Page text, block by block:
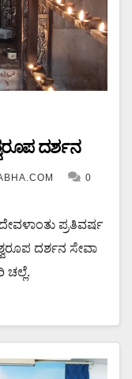
ದರ್ಶನ
0
ಪ್ರತಿವರ್ಷ
ದರ್ಶನ ಸೇವಾ
ಚಲ್ಲೆ.